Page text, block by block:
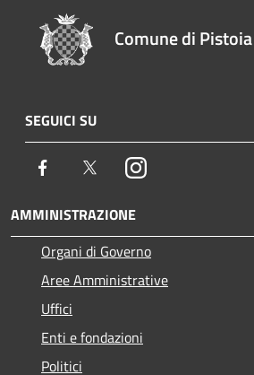
Comune di Pistoia
SEGUICI SU
Facebook TwitterInstagram
AMMINISTRAZIONE
Organi di Governo
Aree Amministrative
Uffici
Enti e fondazioni
Politici